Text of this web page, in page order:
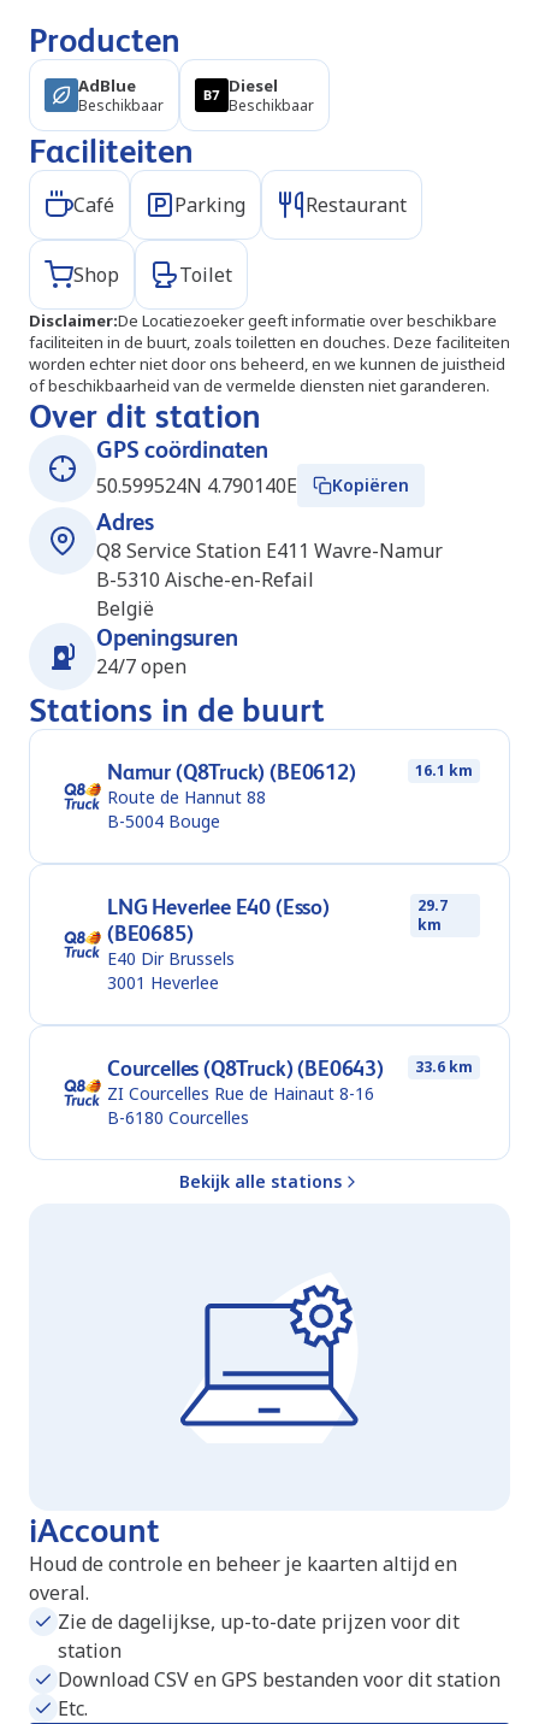
Producten
AdBlue
Beschikbaar
Diesel
Beschikbaar
Faciliteiten
Café Parking Restaurant
Shop Toilet
Disclaimer:De Locatiezoeker geeft informatie over beschikbare
faciliteiten in de buurt, zoals toiletten en douches. Deze faciliteiten
worden echter niet door ons beheerd, en we kunnen de juistheid
of beschikbaarheid van de vermelde diensten niet garanderen.
Over dit station
GPS coördinaten
50.599524N 4.790140E
Kopiëren
Adres
Q8 Service Station E411 Wavre-Namur
B-5310 Aische-en-Refail
België
Openingsuren
24/7 open
Stations in de buurt
Namur (Q8Truck) (BE0612) 16.1 km
Route de Hannut 88
B-5004 Bouge
LNG Heverlee E40 (Esso)
(BE0685)
29.7
km
E40 Dir Brussels
3001 Heverlee
Courcelles (Q8Truck) (BE0643) 33.6 km
ZI Courcelles Rue de Hainaut 8-16
B-6180 Courcelles
Bekijk alle stations
iAccount
Houd de controle en beheer je kaarten altijd en
overal.
Zie de dagelijkse, up-to-date prijzen voor dit
station
Download CSV en GPS bestanden voor dit station
Etc.